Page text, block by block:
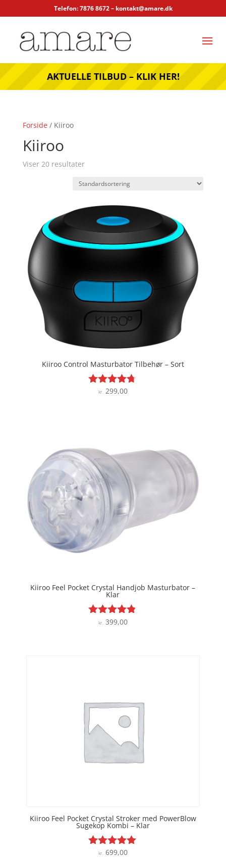
Telefon: 7876 8672 – kontakt@amare.dk
AKTUELLE TILBUD – KLIK HER!
Forside/ Kiiroo
Kiiroo
Viser 20 resultater
Kiiroo Control Masturbator Tilbehør – Sort
Vurderet
kr.299,00
Kiiroo Feel Pocket Crystal Handjob Masturbator –
Klar
Vurderet
kr. 399,00
Kiiroo Feel Pocket Crystal Stroker med PowerBlow
Sugekop Kombi – Klar
Vurderet
kr.699,00